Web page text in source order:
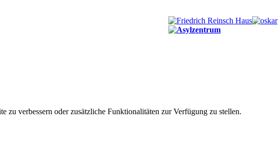
zu verbessern oder zusätzliche Funktionalitäten zur Verfügung zu stellen.